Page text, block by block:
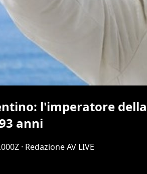
l'imperatore della
anni
· Redazione AV LIVE